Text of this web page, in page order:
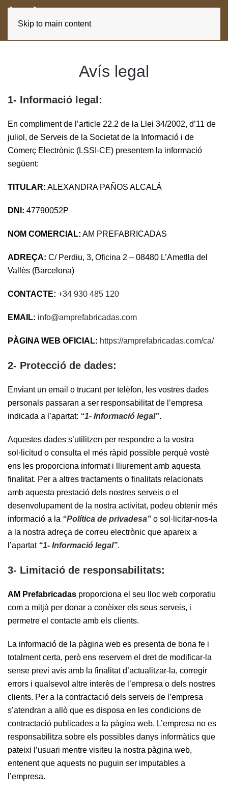
Skip to main content
Avís legal
1- Informació legal:
En compliment de l’article 22.2 de la Llei 34/2002, d’11 de
juliol, de Serveis de la Societat de la Informació i de
Comerç Electrònic (LSSI-CE) presentem la informació
següent:
TITULAR: ALEXANDRA PAÑOS ALCALÁ
DNI: 47790052P
NOM COMERCIAL: AM PREFABRICADAS
ADREÇA: C/ Perdiu, 3, Oficina 2 – 08480 L’Ametlla del
Vallès (Barcelona)
CONTACTE: +34 930 485 120
EMAIL: info@amprefabricadas.com
PÀGINA WEB OFICIAL: https://amprefabricadas.com/ca/
2- Protecció de dades:
Enviant un email o trucant per telèfon, les vostres dades
personals passaran a ser responsabilitat de l’empresa
indicada a l’apartat: “1- Informació legal”.
Aquestes dades s’utilitzen per respondre a la vostra
sol·licitud o consulta el més ràpid possible perquè vostè
ens les proporciona informat i lliurement amb aquesta
finalitat. Per a altres tractaments o finalitats relacionats
amb aquesta prestació dels nostres serveis o el
desenvolupament de la nostra activitat, podeu obtenir més
informació a la “Política de privadesa” o sol·licitar-nos-la
a la nostra adreça de correu electrònic que apareix a
l’apartat “1- Informació legal”.
3- Limitació de responsabilitats:
AM Prefabricadas proporciona el seu lloc web corporatiu
com a mitjà per donar a conèixer els seus serveis, i
permetre el contacte amb els clients.
La informació de la pàgina web es presenta de bona fe i
totalment certa, però ens reservem el dret de modificar-la
sense previ avís amb la finalitat d’actualitzar-la, corregir
errors i qualsevol altre interès de l’empresa o dels nostres
clients. Per a la contractació dels serveis de l’empresa
s’atendran a allò que es disposa en les condicions de
contractació publicades a la pàgina web. L’empresa no es
responsabilitza sobre els possibles danys informàtics que
pateixi l’usuari mentre visiteu la nostra pàgina web,
entenent que aquests no puguin ser imputables a
l’empresa.